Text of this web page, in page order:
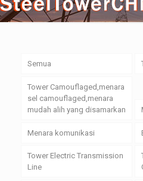
Semua
Tower Camouflaged,menara
sel camouflaged,menara
mudah alih yang disamarkan
Menara komunikasi
Tower Electric Transmission
Line